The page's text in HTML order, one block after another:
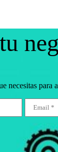
necesitas para